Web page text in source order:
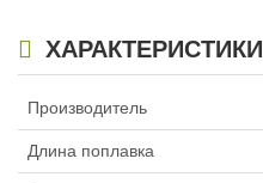
ХАРАКТЕРИСТИКИ
Производитель
Длина поплавка